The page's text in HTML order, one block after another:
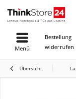
Bestellung
widerrufen
Menü
Übersicht